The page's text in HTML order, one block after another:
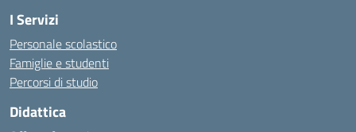
I Servizi
Personale scolastico
Famiglie e studenti
Percorsi di studio
Didattica